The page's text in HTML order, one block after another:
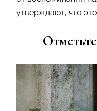
утверждают, что